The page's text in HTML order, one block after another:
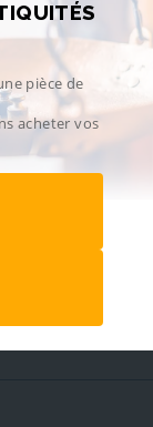
pièce de
acheter vos